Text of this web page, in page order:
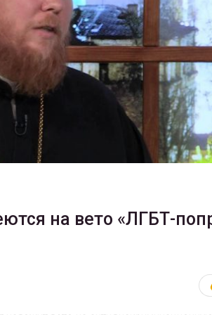
на вето «ЛГБТ-
ФОТО
В Берлине
легализацию
ГЕЙ-АЛЬЯНС УКРАИНА Июл